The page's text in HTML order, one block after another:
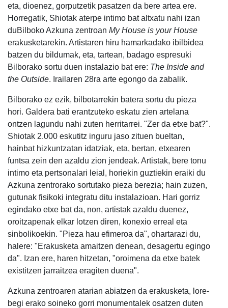
eta, dioenez, gorputzetik pasatzen da bere artea ere.
Horregatik, Shiotak aterpe intimo bat altxatu nahi izan
duBilboko Azkuna zentroan My House is your House
erakusketarekin. Artistaren hiru hamarkadako ibilbidea
batzen du bildumak, eta, tartean, badago espresuki
Bilborako sortu duen instalazio bat ere: The Inside and
the Outside. Irailaren 28ra arte egongo da zabalik.
Bilborako ez ezik, bilbotarrekin batera sortu du pieza
hori. Galdera bati erantzuteko eskatu zien artelana
ontzen lagundu nahi zuten herritarrei. "Zer da etxe bat?".
Shiotak 2.000 eskutitz inguru jaso zituen bueltan,
hainbat hizkuntzatan idatziak, eta, bertan, etxearen
funtsa zein den azaldu zion jendeak. Artistak, bere tonu
intimo eta pertsonalari leial, horiekin guztiekin eraiki du
Azkuna zentrorako sortutako pieza berezia; hain zuzen,
gutunak fisikoki integratu ditu instalazioan. Hari gorriz
egindako etxe bat da, non, artistak azaldu duenez,
oroitzapenak elkar lotzen diren, konexio erreal eta
sinbolikoekin. "Pieza hau efimeroa da", ohartarazi du,
halere: "Erakusketa amaitzen denean, desagertu egingo
da". Izan ere, haren hitzetan, "oroimena da etxe batek
existitzen jarraitzea eragiten duena".
Azkuna zentroaren atarian abiatzen da erakusketa, lore-
begi erako soineko gorri monumentalek osatzen duten